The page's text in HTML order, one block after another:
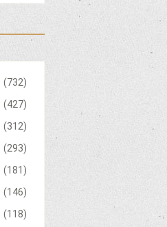
(732)
(427)
(312)
(293)
(181)
(146)
(118)